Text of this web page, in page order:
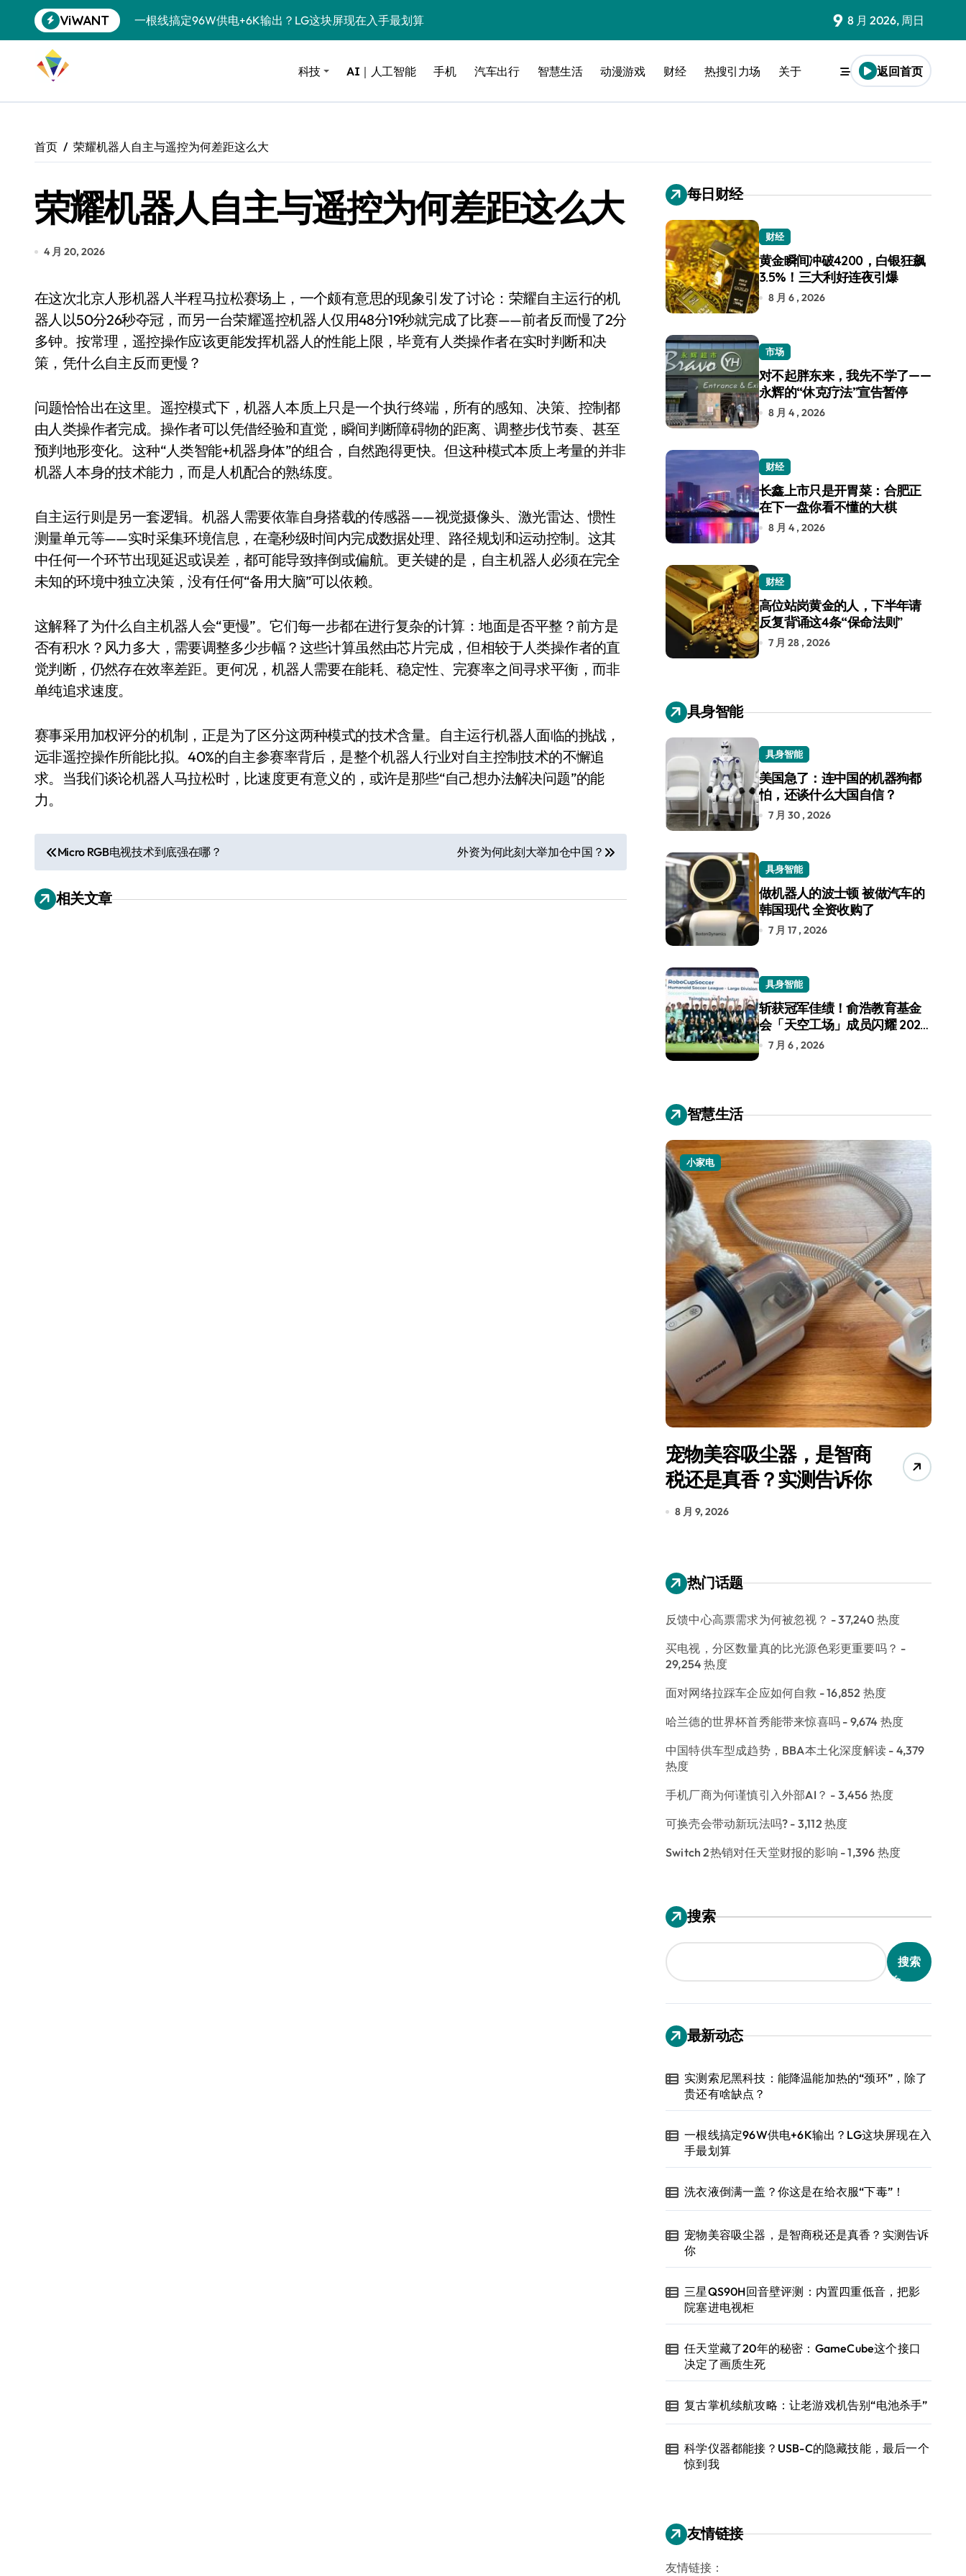
到
ViWANT
一根线搞定96W供电+6K输出？LG这块屏现在入手最划算
宠物美容吸尘器，是智商税还是真香？实测告诉你
三星QS90H回音壁评测：内置四重低音，把影院塞进电视柜
复古掌机续航攻略：让老游戏机告别“电池杀手”
科学仪器都能接？USB-C的隐藏技能，最后一个惊到我
降噪耳机也搞“青春版”？索尼这招“借尸还魂”，是妙棋还是昏招？
美的空调以旧换新补贴继续，价格给力，极速闪装！
追觅清洁电器全球累计出货量破4000万台，技术创新驱动多品类增长
黄金瞬间冲破4200，白银狂飙3.5%！三大利好连夜引爆
Peloton 新车实测：屏幕能转、风扇怼脸，但最狠的是那个机械音
Xbox七月大崩盘：裁员3200、卖工作室、网络瘫了，微软这次真急了
《我的世界》登陆Switch 2：画质大跃进，但鼠标操控才是真·杀手锏？
谷歌DeepMind创始人辞去CEO，但继续“垂帘听政”？
全球最小U盘，容量却碾压iPhone 17顶配？闪迪这波操作太狠了
400层堆叠、性能翻倍 三星把最新存储技术给了AI
比Model 3便宜？不，比Model 3有面儿——试驾雷克萨斯ES 500e
550亿美金！沙特把EA买了，但背了200亿的债
花钱买宝马，启动先看蜘蛛侠？”车主怒了：车内不是广告屏！
Windows 11家庭版和专业版，选错真的会后悔吗？
实测索尼黑科技：能降温能加热的“颈环”，除了贵还有啥缺点？
9 8 月 2026, 周日
科技 AI｜人工智能 手机 汽车出行 智慧生活 动漫游戏 财经 热搜引力场 关于 返回首页
首页 荣耀机器人自主与遥控为何差距这么大
荣耀机器人自主与遥控为何差距这么大
4 月 20, 2026
在这次北京人形机器人半程马拉松赛场上，一个颇有意思的现象引发了讨论：荣耀自主运行的机
器人以50分26秒夺冠，而另一台荣耀遥控机器人仅用48分19秒就完成了比赛——前者反而慢了2分
多钟。按常理，遥控操作应该更能发挥机器人的性能上限，毕竟有人类操作者在实时判断和决
策，凭什么自主反而更慢？
问题恰恰出在这里。遥控模式下，机器人本质上只是一个执行终端，所有的感知、决策、控制都
由人类操作者完成。操作者可以凭借经验和直觉，瞬间判断障碍物的距离、调整步伐节奏、甚至
预判地形变化。这种“人类智能+机器身体”的组合，自然跑得更快。但这种模式本质上考量的并非
机器人本身的技术能力，而是人机配合的熟练度。
自主运行则是另一套逻辑。机器人需要依靠自身搭载的传感器——视觉摄像头、激光雷达、惯性
测量单元等——实时采集环境信息，在毫秒级时间内完成数据处理、路径规划和运动控制。这其
中任何一个环节出现延迟或误差，都可能导致摔倒或偏航。更关键的是，自主机器人必须在完全
未知的环境中独立决策，没有任何“备用大脑”可以依赖。
这解释了为什么自主机器人会“更慢”。它们每一步都在进行复杂的计算：地面是否平整？前方是
否有积水？风力多大，需要调整多少步幅？这些计算虽然由芯片完成，但相较于人类操作者的直
觉判断，仍然存在效率差距。更何况，机器人需要在能耗、稳定性、完赛率之间寻求平衡，而非
单纯追求速度。
赛事采用加权评分的机制，正是为了区分这两种模式的技术含量。自主运行机器人面临的挑战，
远非遥控操作所能比拟。40%的自主参赛率背后，是整个机器人行业对自主控制技术的不懈追
求。当我们谈论机器人马拉松时，比速度更有意义的，或许是那些“自己想办法解决问题”的能
力。
文
章
导
Micro RGB电视技术到底强在哪？ 外资为何此刻大举加仓中国？
相关文章
每日财经
财经
黄金瞬间冲破4200，白银狂飙
3.5%！三大利好连夜引爆
8 月 6 , 2026
市场
对不起胖东来，我先不学了——
永辉的“休克疗法”宣告暂停
8 月 4 , 2026
财经
长鑫上市只是开胃菜：合肥正
在下一盘你看不懂的大棋
8 月 4 , 2026
财经
高位站岗黄金的人，下半年请
反复背诵这4条“保命法则”
7 月 28 , 2026
具身智能
具身智能
美国急了：连中国的机器狗都
怕，还谈什么大国自信？
7 月 30 , 2026
具身智能
做机器人的波士顿 被做汽车的
韩国现代 全资收购了
7 月 17 , 2026
具身智能
斩获冠军佳绩！俞浩教育基金
会「天空工场」成员闪耀 2026
RoboCup 机器人世界杯
7 月 6 , 2026
智慧生活
小家电
宠物美容吸尘器，是智商
税还是真香？实测告诉你
8 月 9, 2026
热门话题
反馈中心高票需求为何被忽视？ - 37,240 热度
买电视，分区数量真的比光源色彩更重要吗？ -
29,254 热度
面对网络拉踩车企应如何自救 - 16,852 热度
哈兰德的世界杯首秀能带来惊喜吗 - 9,674 热度
中国特供车型成趋势，BBA本土化深度解读 - 4,379
热度
手机厂商为何谨慎引入外部AI？ - 3,456 热度
可换壳会带动新玩法吗? - 3,112 热度
Switch 2热销对任天堂财报的影响 - 1,396 热度
搜索
搜索
最新动态
实测索尼黑科技：能降温能加热的“颈环”，除了
贵还有啥缺点？
一根线搞定96W供电+6K输出？LG这块屏现在入
手最划算
洗衣液倒满一盖？你这是在给衣服“下毒”！
宠物美容吸尘器，是智商税还是真香？实测告诉
你
三星QS90H回音壁评测：内置四重低音，把影
院塞进电视柜
任天堂藏了20年的秘密：GameCube这个接口
决定了画质生死
复古掌机续航攻略：让老游戏机告别“电池杀手”
科学仪器都能接？USB-C的隐藏技能，最后一个
惊到我
友情链接
友情链接：